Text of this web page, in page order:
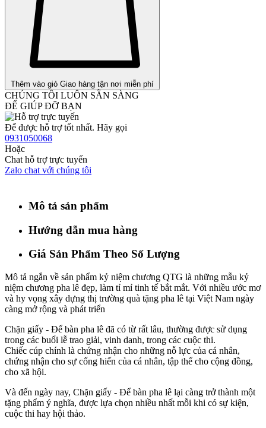
Thêm vào giỏ Giao hàng tận nơi miễn phí
CHÚNG TÔI LUÔN SẴN SÀNG
ĐỂ GIÚP ĐỠ BẠN
Để được hỗ trợ tốt nhất. Hãy gọi
0931050068
Hoặc
Chat hỗ trợ trực tuyến
Zalo chat với chúng tôi
Mô tả sản phẩm
Hướng dẫn mua hàng
Giá Sản Phẩm Theo Số Lượng
Mô tả ngắn về sản phẩm kỷ niệm chương QTG là những mẫu kỷ
niệm chương pha lê đẹp, làm tỉ mỉ tinh tế bắt mắt. Với nhiều ước mơ
và hy vọng xây dựng thị trường quà tặng pha lê tại Việt Nam ngày
càng mở rộng và phát triển
Chặn giấy - Để bàn pha lê đã có từ rất lâu, thường được sử dụng
trong các buổi lễ trao giải, vinh danh, trong các cuộc thi.
Chiếc cúp chính là chứng nhận cho những nỗ lực của cá nhân,
chứng nhận cho sự cống hiến của cá nhân, tập thể cho cộng đồng,
cho xã hội.
Và đến ngày nay, Chặn giấy - Để bàn pha lê lại càng trở thành một
tặng phẩm ý nghĩa, được lựa chọn nhiều nhất mỗi khi có sự kiện,
cuộc thi hay hội thảo.